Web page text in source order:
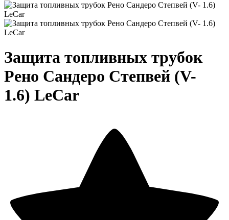
Защита топливных трубок
Рено Сандеро Степвей (V-
1.6) LeCar